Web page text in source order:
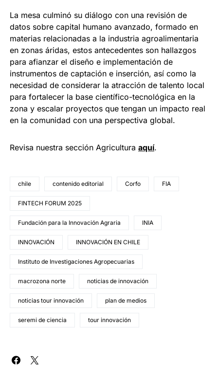
La mesa culminó su diálogo con una revisión de
datos sobre capital humano avanzado, formado en
materias relacionadas a la industria agroalimentaria
en zonas áridas, estos antecedentes son hallazgos
para afianzar el diseño e implementación de
instrumentos de captación e inserción, así como la
necesidad de considerar la atracción de talento local
para fortalecer la base científico-tecnológica en la
zona y escalar proyectos que tengan un impacto real
en la comunidad con una perspectiva global.
Revisa nuestra sección Agricultura aquí.
chile contenido editorial Corfo FIA
FINTECH FORUM 2025
Fundación para la Innovación Agraria INIA
INNOVACIÓN INNOVACIÓN EN CHILE
Instituto de Investigaciones Agropecuarias
macrozona norte noticias de innovación
noticias tour innovación plan de medios
seremi de ciencia tour innovación